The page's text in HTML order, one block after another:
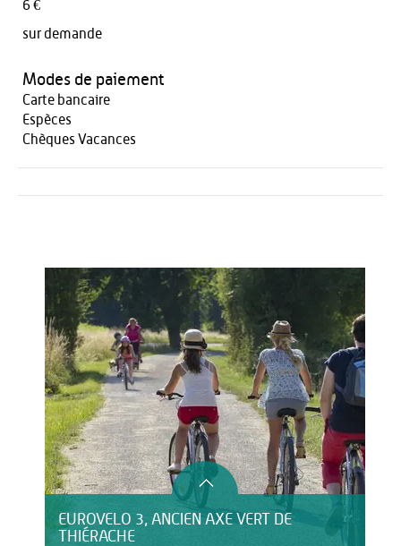
6 €
sur demande
Modes de paiement
Carte bancaire
Espèces
Chèques Vacances
EUROVELO 3, ANCIEN AXE VERT DE
THIÉRACHE